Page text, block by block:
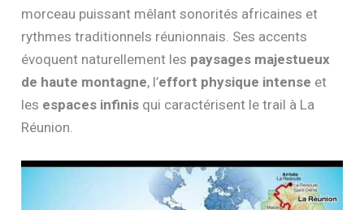
morceau puissant mêlant sonorités africaines et
rythmes traditionnels réunionnais. Ses accents
évoquent naturellement les paysages majestueux
de haute montagne, l’effort physique intense et
les espaces infinis qui caractérisent le trail à La
Réunion.